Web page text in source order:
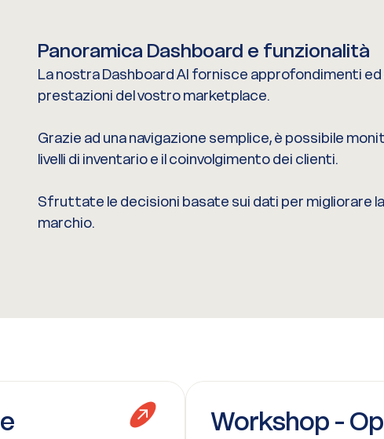
Panoramica Dashboard e funzionalità
La nostra Dashboard AI fornisce approfondimenti
prestazioni del vostro marketplace.
Grazie ad una navigazione semplice, è possibile
livelli di inventario e il coinvolgimento dei clienti.
Sfruttate le decisioni basate sui dati per migliorare
marchio.
Workshop -